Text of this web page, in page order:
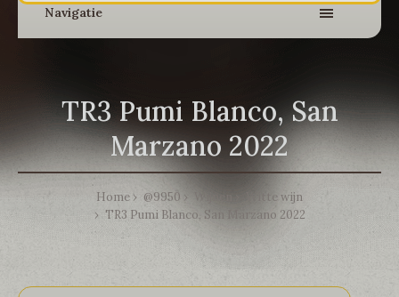
Navigatie
TR3 Pumi Blanco, San
Marzano 2022
Home @9950 Wijnen
Witte wijn
TR3 Pumi Blanco, San Marzano 2022